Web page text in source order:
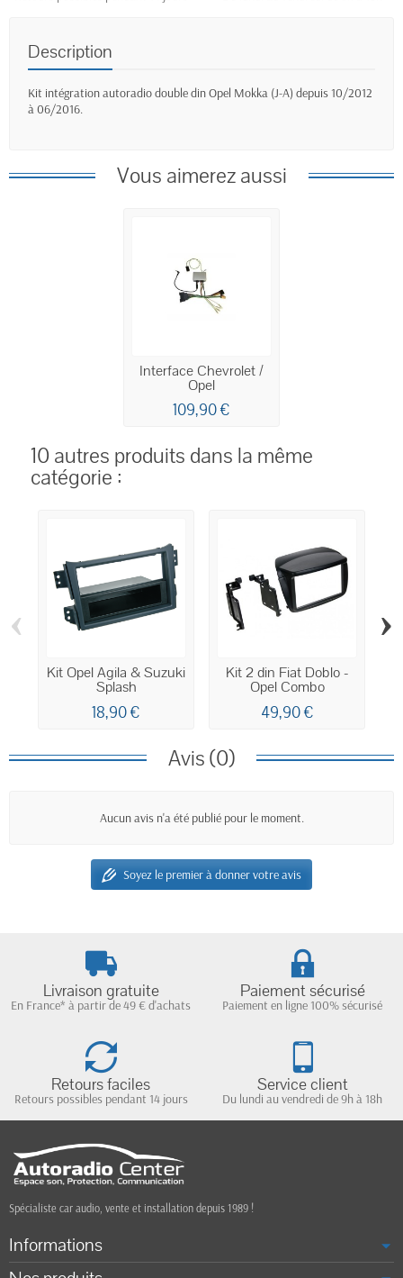
Description
Kit intégration autoradio double din Opel Mokka (J-A) depuis 10/2012
à 06/2016.
Vous aimerez aussi
Interface Chevrolet /
Opel
109,90 €
10 autres produits dans la même
catégorie :
Kit Opel Agila & Suzuki
Splash
18,90 €
Kit 2 din Fiat Doblo -
Opel Combo
49,90 €
‹ ›
Avis (0)
Aucun avis n'a été publié pour le moment.
Soyez le premier à donner votre avis
Livraison gratuite
En France* à partir de 49 € d'achats
Paiement sécurisé
Paiement en ligne 100% sécurisé
Retours faciles
Retours possibles pendant 14 jours
Service client
Du lundi au vendredi de 9h à 18h
Spécialiste car audio, vente et installation depuis 1989 !
Informations